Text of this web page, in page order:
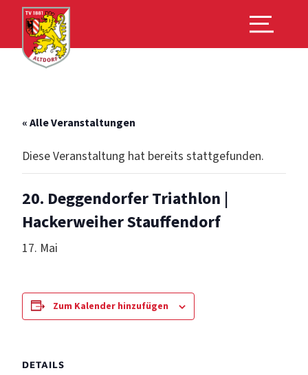
« Alle Veranstaltungen
Diese Veranstaltung hat bereits stattgefunden.
20. Deggendorfer Triathlon |
Hackerweiher Stauffendorf
17. Mai
Zum Kalender hinzufügen
DETAILS